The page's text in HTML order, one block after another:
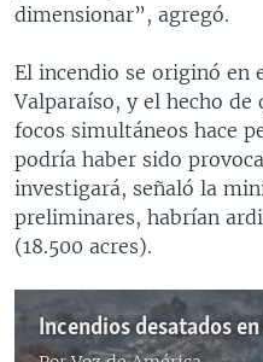
dimensionar”, agregó.
El incendio se originó en
Valparaíso, y el hecho
focos simultáneos hace
podría haber sido
investigará, señaló la
preliminares, habrían
(18.500 acres).